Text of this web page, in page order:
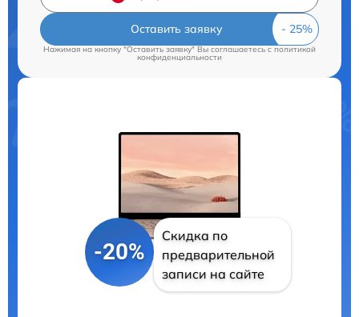
Оставить заявку
Нажимая на кнопку "Оставить заявку" Вы соглашаетесь cполитикой
конфиденциальности
-20%
Скидка по
предварительной
записи на сайте